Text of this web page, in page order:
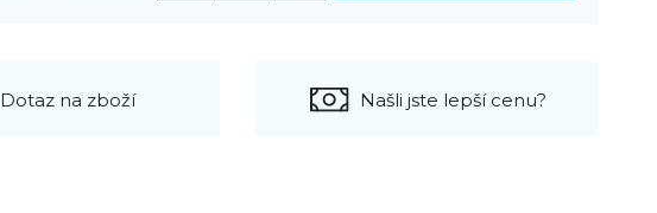
Dotaz na zboží Našli jste lepší cenu?